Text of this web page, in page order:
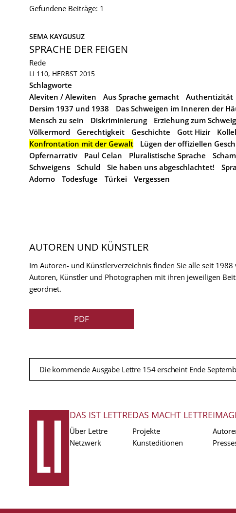
Gefundene Beiträge: 1
SEMA KAYGUSUZ
SPRACHE DER FEIGEN
Rede
LI 110, HERBST 2015
Schlagworte
Aleviten / Alewiten
Aus Sprache gemacht Authentizität
Dersim 1937 und 1938
Das Schweigen im Inneren der
Mensch zu sein
Diskriminierung Erziehung zum
Völkermord
Gerechtigkeit Geschichte Gott Hizir
Konfrontation mit der Gewalt
Lügen der offiziellen
Opfernarrativ
Paul Celan Pluralistische Sprache Scham
Schweigens
Schuld Sie haben uns abgeschlachtet!
Adorno
Todesfuge Türkei Vergessen
AUTOREN UND KÜNSTLER
Im Autoren- und Künstlerverzeichnis finden Sie alle seit
Autoren, Künstler und Photographen mit ihren jeweiligen
geordnet.
PDF
Die kommende Ausgabe Lettre 154 erscheint Ende
FUSSZEILE
DAS IST LETTRE
Über Lettre
Netzwerk
DAS MACHT LETTRE
Projekte
Kunsteditionen